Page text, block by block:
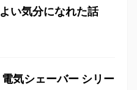
い気分になれた話
気シェーバー シリー